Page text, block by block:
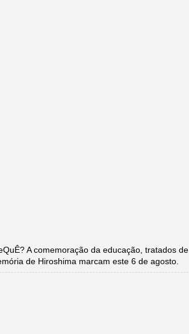
A comemoração da educação, tratados de
de Hiroshima marcam este 6 de agosto.